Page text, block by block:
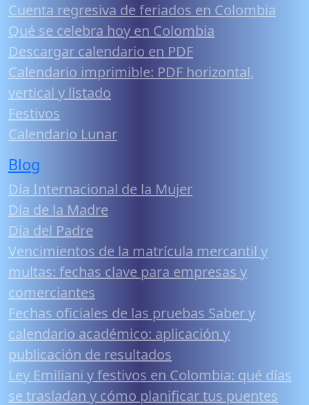
Cuenta regresiva de feriados en Colombia
Qué se celebra hoy en Colombia
Descargar calendario en PDF
Calendario imprimible: PDF horizontal,
vertical y listado
Festivos
Calendario Lunar
Blog
Día Internacional de la Mujer
Día de la Madre
Día del Padre
Vencimientos de la matrícula mercantil y
multas: fechas clave para empresas y
comerciantes
Fechas oficiales de las pruebas Saber y
calendario académico: aplicación y
publicación de resultados
Ley Emiliani y festivos en Colombia: qué días
se trasladan y cómo planificar tus puentes